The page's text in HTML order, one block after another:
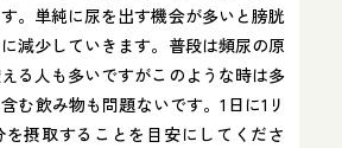
。単純に尿を出す機会が多いと膀胱
減少していきます。普段は頻尿の原
る人も多いですがこのような時は多
む飲み物も問題ないです。1日に1リ
を摂取することを目安にしてくださ